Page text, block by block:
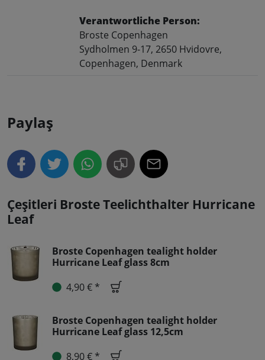
Verantwortliche Person:
Broste Copenhagen
Sydholmen 9-17, 2650 Hvidovre,
Copenhagen, Denmark
Paylaş
Çeşitleri Broste Teelichthalter Hurricane
Leaf
Broste Copenhagen tealight holder
Hurricane Leaf glass 8cm
4,90 € *
Broste Copenhagen tealight holder
Hurricane Leaf glass 12,5cm
8,90 € *